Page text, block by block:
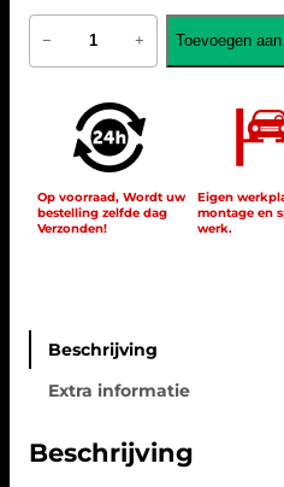
A
M
G
N
K
R
A
O
− + Toevoegen
Op voorraad, Wordt uw
bestelling zelfde dag
Verzonden!
Eigen
montage en
werk.
Beschrijving
Extra informatie
Beschrijving